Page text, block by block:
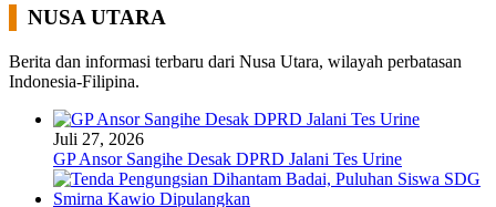
NUSA UTARA
Berita dan informasi terbaru dari Nusa Utara, wilayah perbatasan
Indonesia-Filipina.
Juli 27, 2026
GP Ansor Sangihe Desak DPRD Jalani Tes Urine